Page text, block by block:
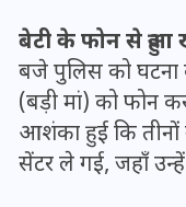
बेटी के फोन से हुआ
बजे पुलिस को घटना
(बड़ी मां) को फोन
आशंका हुई कि तीनों
सेंटर ले गई, जहाँ उन्हें